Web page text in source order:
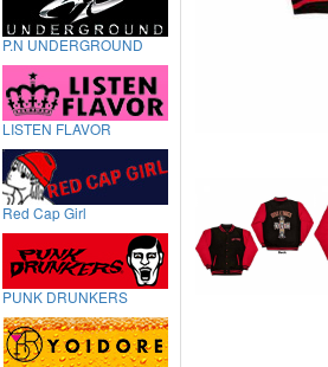
P.N UNDERGROUND
LISTEN FLAVOR
Red Cap Girl
PUNK DRUNKERS